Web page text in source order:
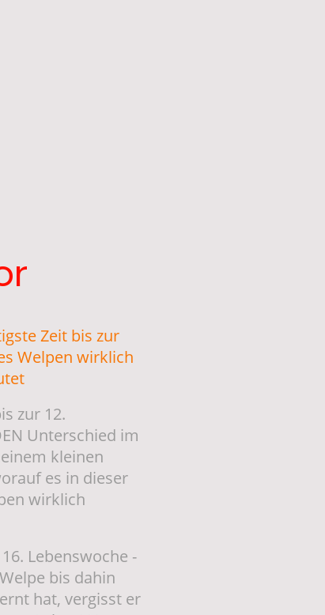
Zeit bis zur
Welpen wirklich
zur 12.
Unterschied im
kleinen
es in dieser
wirklich
Lebenswoche -
bis dahin
hat, vergisst er